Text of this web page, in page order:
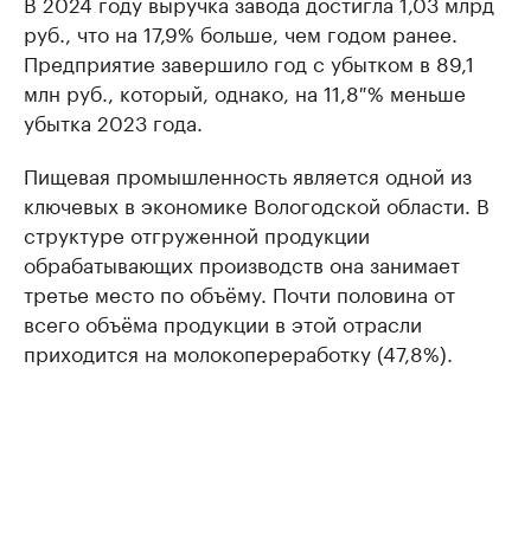
руб., что на 17,9% больше, чем годом ранее.
Предприятие завершило год с убытком в 89,1
млн руб., который, однако, на 11,8 % меньше
убытка 2023 года.
Пищевая промышленность является одной из
ключевых в экономике Вологодской области. В
структуре отгруженной продукции
обрабатывающих производств она занимает
третье место по объёму. Почти половина от
всего объёма продукции в этой отрасли
приходится на молокопереработку (47,8%).